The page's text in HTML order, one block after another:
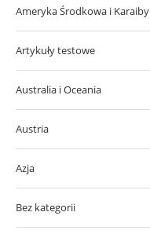
Ameryka Środkowa i Karaiby
Artykuły testowe
Australia i Oceania
Austria
Azja
Bez kategorii